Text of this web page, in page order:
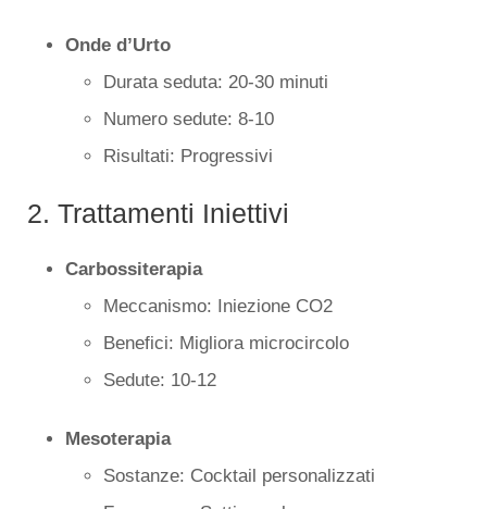
Onde d’Urto
Durata seduta: 20-30 minuti
Numero sedute: 8-10
Risultati: Progressivi
2. Trattamenti Iniettivi
Carbossiterapia
Meccanismo: Iniezione CO2
Benefici: Migliora microcircolo
Sedute: 10-12
Mesoterapia
Sostanze: Cocktail personalizzati